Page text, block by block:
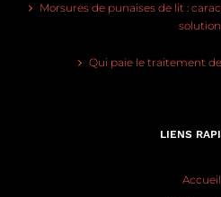
Morsures de punaises de lit :
Qui paie le traitement
LIENS
Accueil